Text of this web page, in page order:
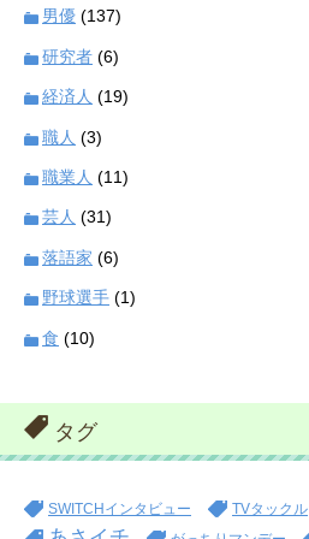
男優 (137)
研究者 (6)
経済人 (19)
職人 (3)
職業人 (11)
芸人 (31)
落語家 (6)
野球選手 (1)
食 (10)
タグ
SWITCHインタビュー TVタックル